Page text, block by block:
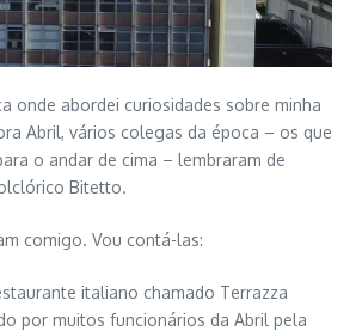
onde abordei curiosidades sobre minha
Abril, vários colegas da época – os que
o andar de cima – lembraram de
Bitetto.
comigo. Vou contá-las:
italiano chamado Terrazza
por muitos funcionários da Abril pela